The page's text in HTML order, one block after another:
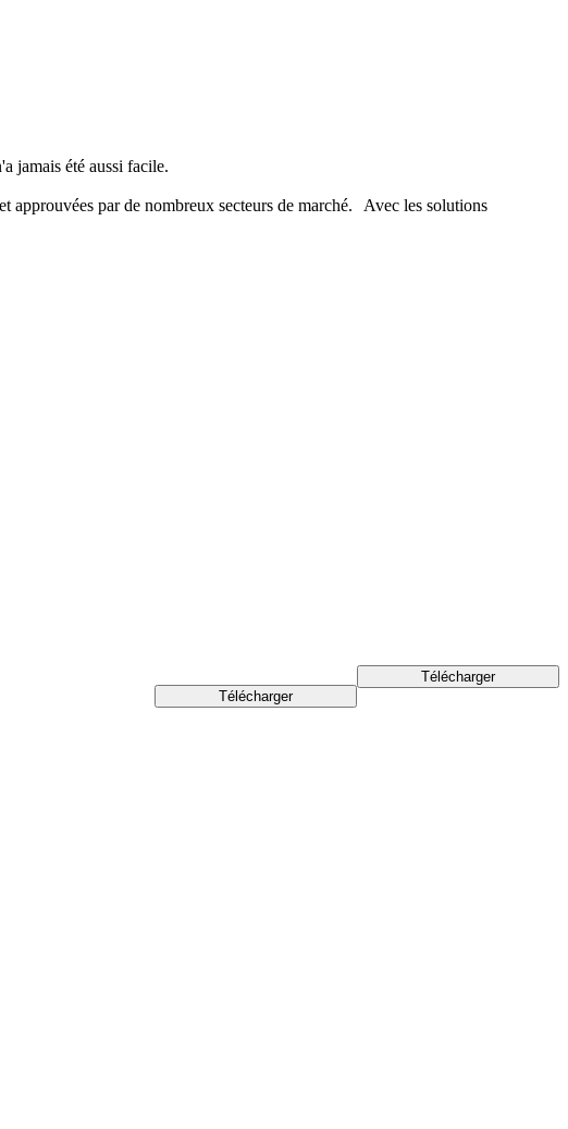
jamais été aussi facile.
approuvées par de nombreux secteurs de marché. Avec les solutions
Télécharger
Télécharger